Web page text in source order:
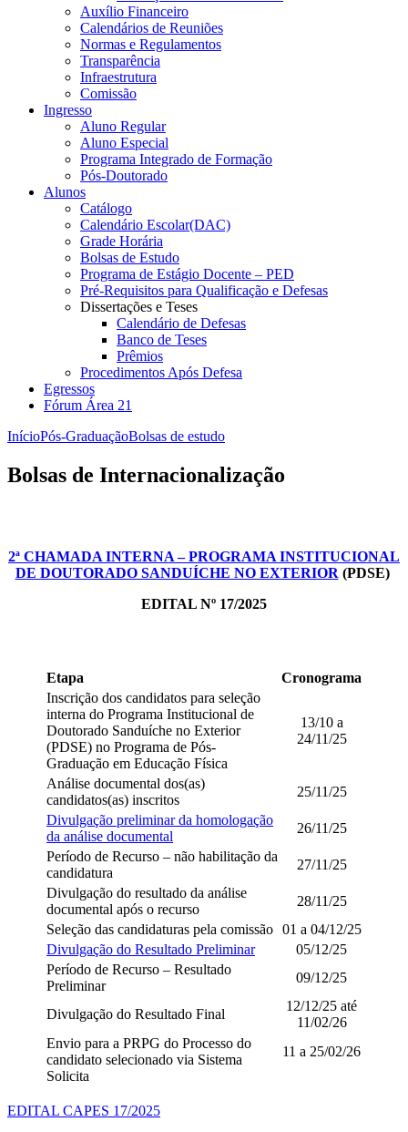
Auxílio Financeiro
Calendários de Reuniões
Normas e Regulamentos
Transparência
Infraestrutura
Comissão
Ingresso
Aluno Regular
Aluno Especial
Programa Integrado de Formação
Pós-Doutorado
Alunos
Catálogo
Calendário Escolar(DAC)
Grade Horária
Bolsas de Estudo
Programa de Estágio Docente – PED
Pré-Requisitos para Qualificação e Defesas
Dissertações e Teses
Calendário de Defesas
Banco de Teses
Prêmios
Procedimentos Após Defesa
Egressos
Fórum Área 21
InícioPós-GraduaçãoBolsas de estudo
Bolsas de Internacionalização
2ª CHAMADA INTERNA – PROGRAMA INSTITUCIONAL
DE DOUTORADO SANDUÍCHE NO EXTERIOR (PDSE)
EDITAL Nº 17/2025
Etapa
Cronograma
Inscrição dos candidatos para seleção
interna do Programa Institucional de
Doutorado Sanduíche no Exterior
(PDSE) no Programa de Pós-
Graduação em Educação Física
13/10 a
24/11/25
Análise documental dos(as)
candidatos(as) inscritos
25/11/25
Divulgação preliminar da homologação
da análise documental
26/11/25
Período de Recurso – não habilitação da
candidatura
27/11/25
Divulgação do resultado da análise
documental após o recurso
28/11/25
Seleção das candidaturas pela comissão 01 a 04/12/25
Divulgação do Resultado Preliminar
05/12/25
Período de Recurso – Resultado
Preliminar
09/12/25
Divulgação do Resultado Final
12/12/25 até
11/02/26
Envio para a PRPG do Processo do
candidato selecionado via Sistema
Solicita
11 a 25/02/26
EDITAL CAPES 17/2025